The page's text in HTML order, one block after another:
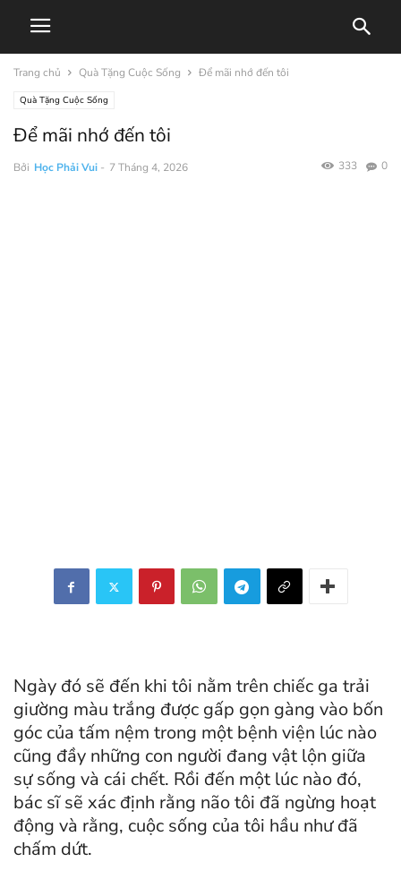
Trang chủ Quà Tặng Cuộc Sống Để mãi nhớ đến tôi
Quà Tặng Cuộc Sống
Để mãi nhớ đến tôi
Bởi Học Phải Vui - 7 Tháng 4, 2026 0
333
Ngày đó sẽ đến khi tôi nằm trên chiếc ga trải
giường màu trắng được gấp gọn gàng vào bốn
góc của tấm nệm trong một bệnh viện lúc nào
cũng đầy những con người đang vật lộn giữa
sự sống và cái chết. Rồi đến một lúc nào đó,
bác sĩ sẽ xác định rằng não tôi đã ngừng hoạt
động và rằng, cuộc sống của tôi hầu như đã
chấm dứt.